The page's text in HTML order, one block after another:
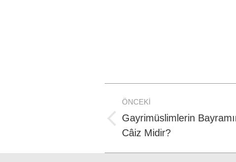
Post
navigation
ÖNCEKI
Previous
post:
Gayrimüslimlerin
Câiz Midir?